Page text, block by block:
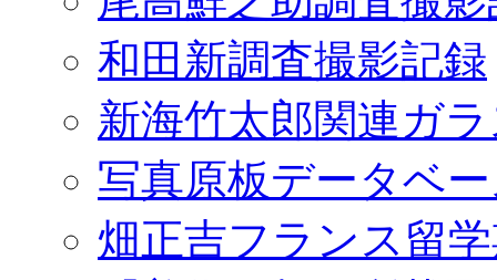
和田新調査撮影記録
新海竹太郎関連ガ
写真原板データベ
畑正吉フランス留